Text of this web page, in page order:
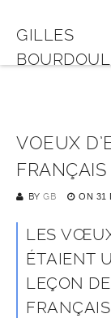
GILLES
VOEUX
FRANÇAIS
BY GB ON 31
LES
ÉTAIENT
LEÇON